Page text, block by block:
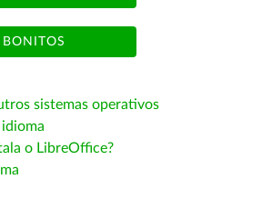
sistemas operativos
o LibreOffice?